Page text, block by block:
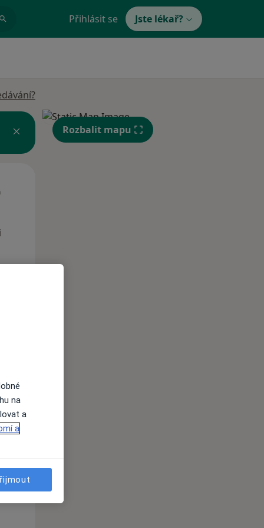
Přihlásit se Jste lékař?
Rozbalit mapu
na
a
a